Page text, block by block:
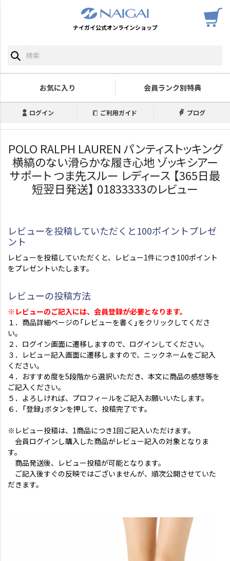
ナイガイ公式オンラインショップ
お気に入り 会員ランク別特典
ログイン ご利用ガイド ブログ
POLO RALPH LAUREN パンティストッキング
横縞のない滑らかな履き心地 ゾッキシアー
サポート つま先スルー レディース 【365日最
短翌日発送】 01833333のレビュー
レビューを投稿していただくと100ポイントプレゼ
ント
レビューを投稿していただくと、レビュー1件につき100ポイント
をプレゼントいたします。
レビューの投稿方法
※レビューのご記入には、会員登録が必要となります。
１．商品詳細ページの「レビューを書く」をクリックしてくださ
い。
２．ログイン画面に遷移しますので、ログインしてください。
３．レビュー記入画面に遷移しますので、ニックネームをご記入
ください。
４．おすすめ度を5段階から選択いただき、本文に商品の感想等を
ご記入ください。
５．よろしければ、プロフィールをご記入お願いいたします。
６．「登録」ボタンを押して、投稿完了です。
※レビュー投稿は、1商品につき1回ご記入いただけます。
会員ログインし購入した商品がレビュー記入の対象となりま
す。
商品発送後、レビュー投稿が可能となります。
ご記入後すぐの反映ではございませんが、順次公開させていた
だきます。